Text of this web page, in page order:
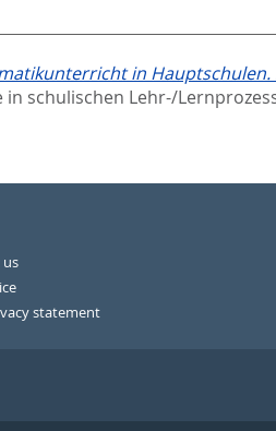
in
schulischen Lehr-/
statement